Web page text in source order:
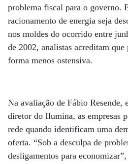
problema fiscal para o governo.
racionamento de energia seja
nos moldes do ocorrido entre
de 2002, analistas acreditam que
forma menos ostensiva.
Na avaliação de Fábio Resende,
diretor do Ilumina, as empresas
rede quando identificam uma
oferta. “Sob a desculpa de
desligamentos para